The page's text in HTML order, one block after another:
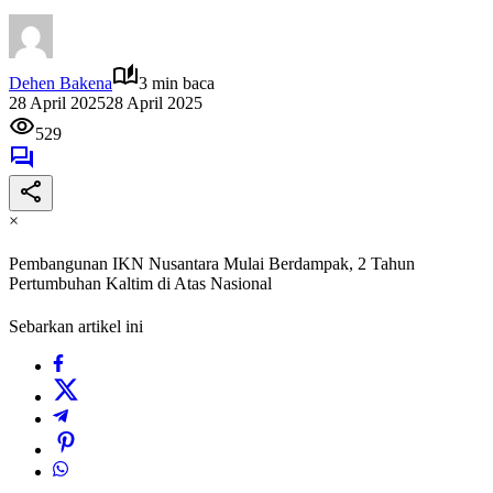
Dehen Bakena
3 min baca
28 April 202528 April 2025
529
×
Pembangunan IKN Nusantara Mulai Berdampak, 2 Tahun
Pertumbuhan Kaltim di Atas Nasional
Sebarkan artikel ini